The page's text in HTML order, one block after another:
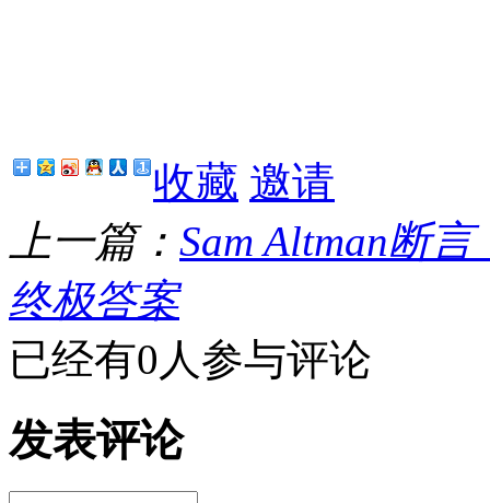
收藏 邀请
上一篇： Sam Altman断
终极答案
已经有0人参与评论
发表评论